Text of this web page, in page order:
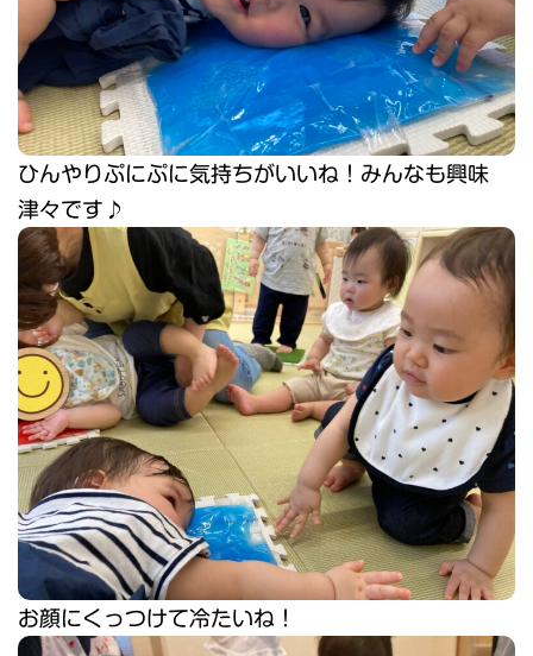
ひんやりぷにぷに気持ちがいいね！みんなも興味
津々です♪
お顔にくっつけて冷たいね！